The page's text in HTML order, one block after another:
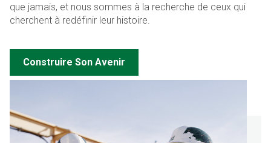
que jamais, et nous sommes à la recherche de ceux qui
cherchent à redéfinir leur histoire.
Construire Son Avenir